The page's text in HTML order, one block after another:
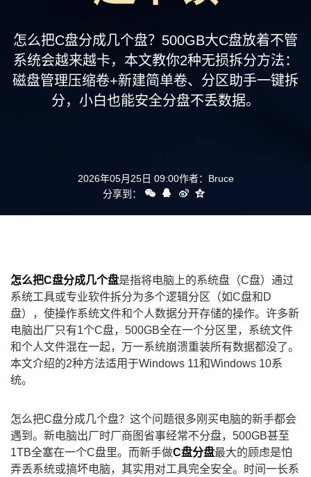
怎么把C盘分成几个盘？500GB大C盘放着不管
系统会越来越卡，本文教你2种无损拆分方法：
磁盘管理压缩卷+新建简单卷、分区助手一键拆
分，小白也能安全分盘不丢数据。
2026年05月25日 09:00作者： Bruce
分享到：
怎么把C盘分成几个盘是指将电脑上的系统盘（C盘）通过
系统工具或专业软件拆分为多个逻辑分区（如C盘和D
盘），使操作系统文件和个人数据分开存储的操作。许多新
电脑出厂只有1个C盘，500GB全在一个分区里，系统文件
和个人文件混在一起，万一系统崩溃重装所有数据都没了。
本文介绍的2种方法适用于Windows 11和Windows 10系
统。
怎么把C盘分成几个盘？这个问题很多刚买电脑的新手都会
遇到。新电脑出厂时厂商图省事经常不分盘，500GB甚至
1TB全塞在一个C盘里。而新手做C盘分盘最大的顾虑是怕
弄丢系统或搞坏电脑，其实用对工具完全安全。时间一长系